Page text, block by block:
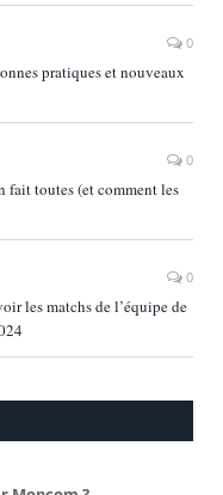
0
pratiques et nouveaux
0
fait toutes (et comment les
0
les matchs de l’équipe de